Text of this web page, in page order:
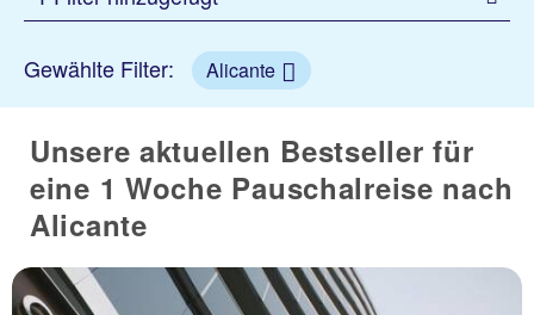
Gewählte Filter: Alicante
Unsere aktuellen Bestseller für
eine 1 Woche Pauschalreise nach
Alicante